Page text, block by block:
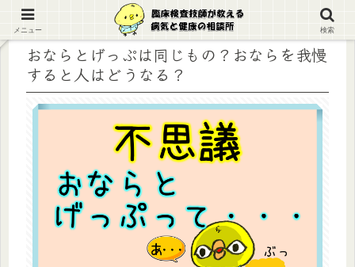
おならとげっぷは同じもの？おならを我慢
すると人はどうなる？
メニュー 検索